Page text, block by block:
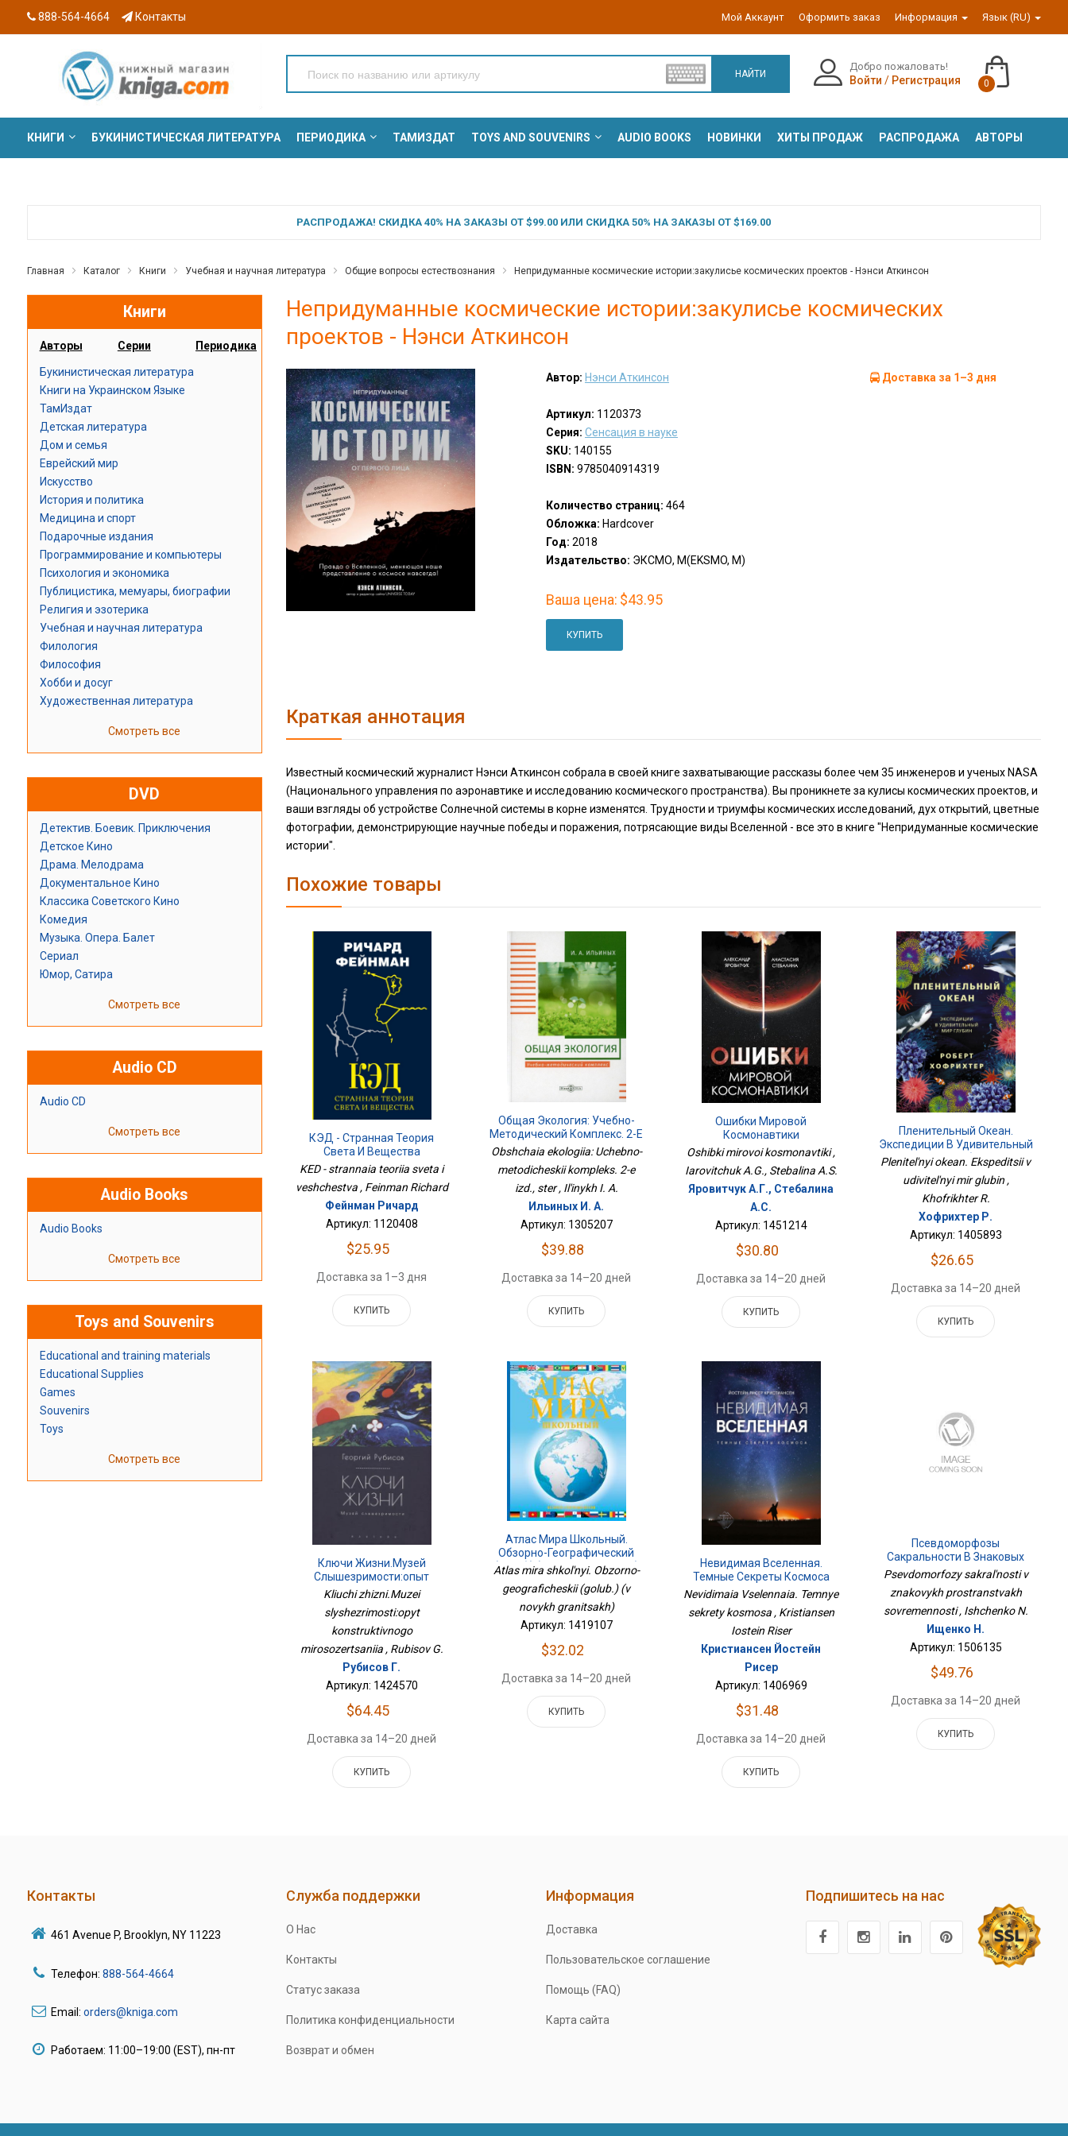
888-564-4664 Контакты Мой Аккаунт Оформить заказ Информация Язык (RU)
НАЙТИ
Добро пожаловать!
Войти / Регистрация 0
КНИГИ БУКИНИСТИЧЕСКАЯ ЛИТЕРАТУРА ПЕРИОДИКА ТАМИЗДАТ TOYS AND SOUVENIRS AUDIO BOOKS НОВИНКИ ХИТЫ ПРОДАЖ РАСПРОДАЖА АВТОРЫ
РАСПРОДАЖА! СКИДКА 40% НА ЗАКАЗЫ ОТ $99.00 ИЛИ СКИДКА 50% НА ЗАКАЗЫ ОТ $169.00
Главная Каталог Книги Учебная и научная литература Общие вопросы естествознания Непридуманные космические истории:закулисье космических проектов - Нэнси Аткинсон
Книги
Авторы Серии Периодика
Букинистическая литература
Книги на Украинском Языке
ТамИздат
Детская литература
Дом и семья
Еврейский мир
Искусство
История и политика
Медицина и спорт
Подарочные издания
Программирование и компьютеры
Психология и экономика
Публицистика, мемуары, биографии
Религия и эзотерика
Учебная и научная литература
Филология
Философия
Хобби и досуг
Художественная литература
Смотреть все
DVD
Детектив. Боевик. Приключения
Детское Кино
Драма. Мелодрама
Документальное Кино
Классика Советского Кино
Комедия
Музыка. Опера. Балет
Сериал
Юмор, Сатира
Смотреть все
Audio CD
Audio CD
Смотреть все
Audio Books
Audio Books
Смотреть все
Toys and Souvenirs
Educational and training materials
Educational Supplies
Games
Souvenirs
Toys
Смотреть все
Непридуманные космические истории:закулисье космических
проектов - Нэнси Аткинсон
Автор: Нэнси Аткинсон
Артикул: 1120373
Серия: Сенсация в науке
SKU: 140155
ISBN: 9785040914319
Количество страниц: 464
Обложка: Hardcover
Год: 2018
Издательство: ЭКСМО, М(EKSMO, M)
Ваша цена: $43.95
КУПИТЬ
Доставка за 1–3 дня
Краткая аннотация
Известный космический журналист Нэнси Аткинсон собрала в своей книге захватывающие рассказы более чем 35 инженеров и ученых NASA
(Национального управления по аэронавтике и исследованию космического пространства). Вы проникнете за кулисы космических проектов, и
ваши взгляды об устройстве Солнечной системы в корне изменятся. Трудности и триумфы космических исследований, дух открытий, цветные
фотографии, демонстрирующие научные победы и поражения, потрясающие виды Вселенной - все это в книге "Непридуманные космические
истории".
Похожие товары
КЭД - Странная Теория
Света И Вещества
KED - strannaia teoriia sveta i
veshchestva , Feinman Richard
Фейнман Ричард
Артикул: 1120408
$25.95
Доставка за 1–3 дня
КУПИТЬ
Общая Экология: Учебно-
Методический Комплекс. 2-Е
Изд., Стер
Obshchaia ekologiia: Uchebno-
metodicheskii kompleks. 2-e
izd., ster , Il'inykh I. A.
Ильиных И. А.
Артикул: 1305207
$39.88
Доставка за 14–20 дней
КУПИТЬ
Ошибки Мировой
Космонавтики
Oshibki mirovoi kosmonavtiki ,
Iarovitchuk A.G., Stebalina A.S.
Яровитчук А.Г., Стебалина
А.С.
Артикул: 1451214
$30.80
Доставка за 14–20 дней
КУПИТЬ
Пленительный Океан.
Экспедиции В Удивительный
Мир Глубин
Plenitel'nyi okean. Ekspeditsii v
udivitel'nyi mir glubin ,
Khofrikhter R.
Хофрихтер Р.
Артикул: 1405893
$26.65
Доставка за 14–20 дней
КУПИТЬ
Ключи Жизни.Музей
Слышезримости:опыт
Конструктивного
Kliuchi zhizni.Muzei
slyshezrimosti:opyt
konstruktivnogo
mirosozertsaniia , Rubisov G.
Рубисов Г.
Артикул: 1424570
$64.45
Доставка за 14–20 дней
КУПИТЬ
Атлас Мира Школьный.
Обзорно-Географический
(голуб.) (в Новых Границах)
Atlas mira shkol'nyi. Obzorno-
geograficheskii (golub.) (v
novykh granitsakh)
Артикул: 1419107
$32.02
Доставка за 14–20 дней
КУПИТЬ
Невидимая Вселенная.
Темные Секреты Космоса
Nevidimaia Vselennaia. Temnye
sekrety kosmosa , Kristiansen
Iostein Riser
Кристиансен Йостейн
Рисер
Артикул: 1406969
$31.48
Доставка за 14–20 дней
КУПИТЬ
Псевдоморфозы
Сакральности В Знаковых
Пространствах
Современности
Psevdomorfozy sakral'nosti v
znakovykh prostranstvakh
sovremennosti , Ishchenko N.
Ищенко Н.
Артикул: 1506135
$49.76
Доставка за 14–20 дней
КУПИТЬ
Контакты
461 Avenue P, Brooklyn, NY 11223
Телефон: 888-564-4664
Email: orders@kniga.com
Работаем: 11:00–19:00 (EST), пн-пт
Служба поддержки
О Нас
Контакты
Статус заказа
Политика конфиденциальности
Возврат и обмен
Информация
Доставка
Пользовательское соглашение
Помощь (FAQ)
Карта сайта
Подпишитесь на нас